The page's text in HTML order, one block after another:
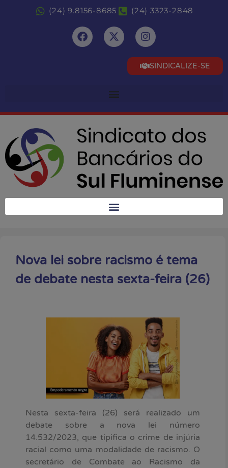
(24) 9.8156-8685 (24) 3323-2848
SINDICALIZE-SE
Nova lei sobre racismo é tema
de debate nesta sexta-feira (26)
Nesta sexta-feira (26) será realizado um
debate sobre a nova lei número
14.532/2023, que tipifica o crime de injúria
racial como uma modalidade de racismo. O
secretário de Combate ao Racismo da